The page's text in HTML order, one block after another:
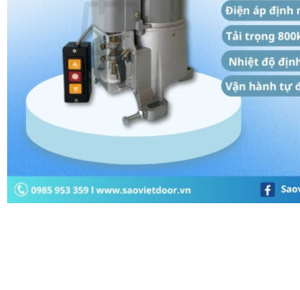
Chưa có sản phẩm trong giỏ hàng.
Quay trở lại cửa hàng
Tìm kiếm: